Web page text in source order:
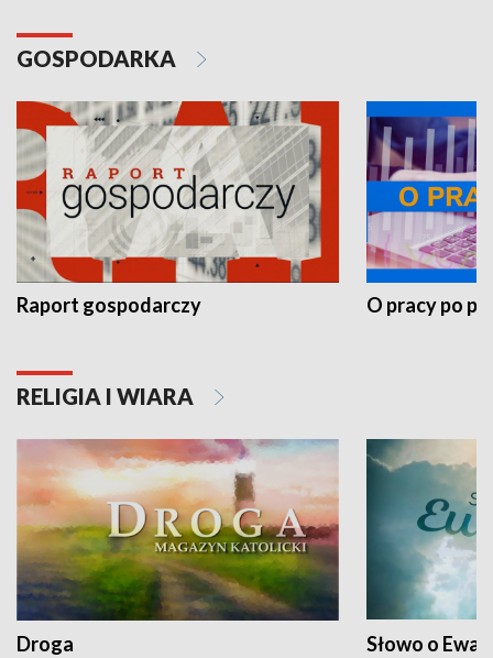
GOSPODARKA
Raport gospodarczy O pracy po
RELIGIA I WIARA
Droga Słowo o